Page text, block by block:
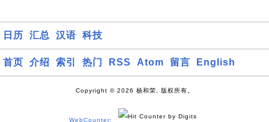
日历 汇总 汉语 科技
首页 介绍 索引 热门 RSS Atom 留言 English
Copyright © 2026 杨和荣, 版权所有。
WebCounter: